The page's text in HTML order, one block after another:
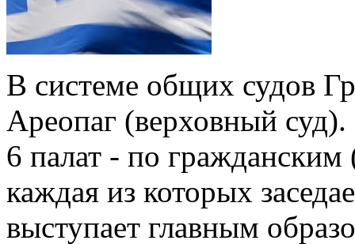
В системе общих судов
Ареопаг (верховный
6 палат - по
каждая из которых
выступает главным